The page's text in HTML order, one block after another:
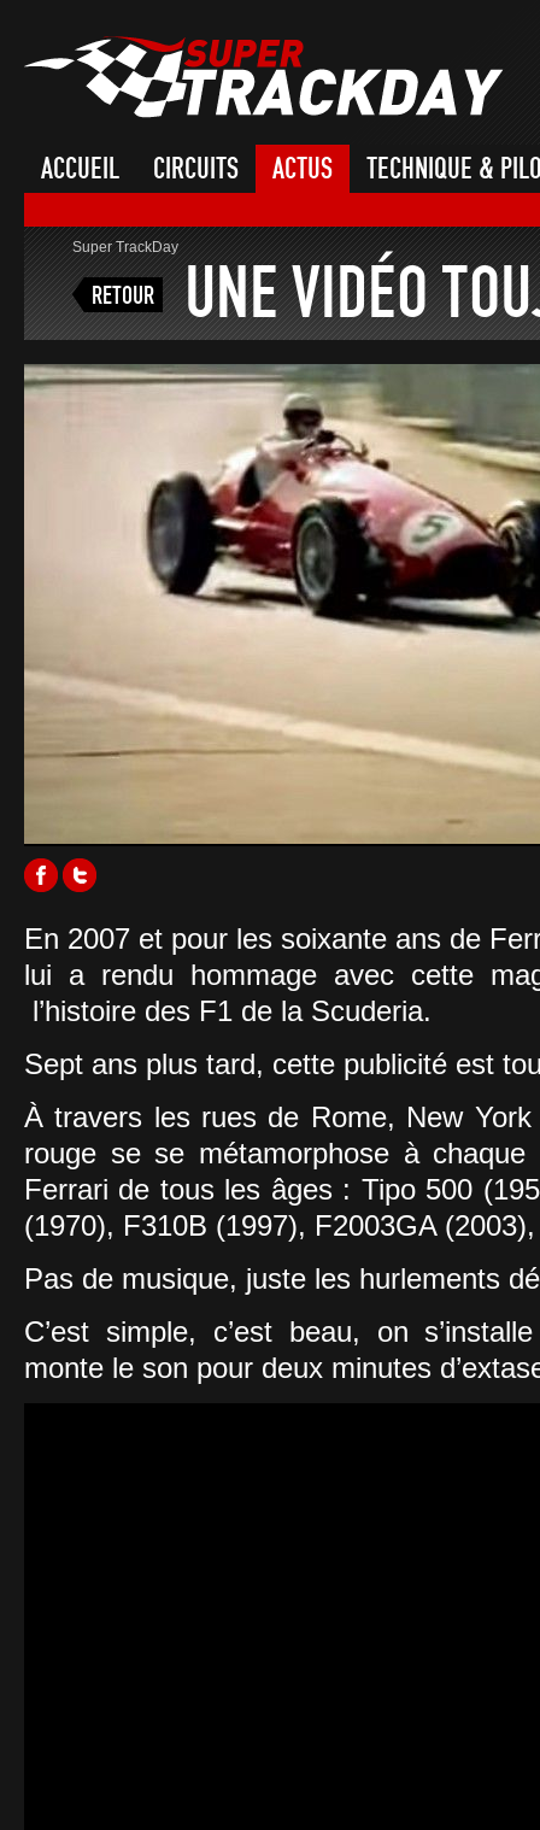
ACCUEIL CIRCUITS ACTUS TECHNIQUE &
Super TrackDay
RETOUR UNE VIDÉO
En 2007 et pour les soixante ans de
lui a rendu hommage avec cette
l’histoire des F1 de la Scuderia.
Sept ans plus tard, cette publicité est
À travers les rues de Rome, New
rouge se se métamorphose à
Ferrari de tous les âges : Tipo 500
(1970), F310B (1997), F2003GA
Pas de musique, juste les hurlements
C’est simple, c’est beau, on
monte le son pour deux minutes